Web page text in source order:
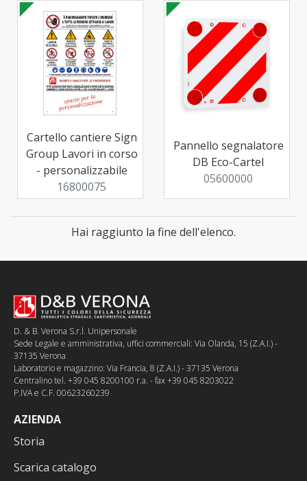
Cartello cantiere Sign
Group Lavori in corso
- personalizzabile
16800075
Pannello segnalatore
DB Eco-Cartel
05600000
Hai raggiunto la fine dell'elenco.
D. & B. Verona S.r.l. Unipersonale
Sede Legale e amministrativa, uffici commerciali: Via Olanda, 15 (Z.A.I.) -
37135 Verona
Laboratorio e magazzino: Via Francia, 8 (Z.A.I.) - 37135 Verona
Centralino tel. +39 045 8200100 r.a. - fax +39 045 8203022
P.IVA e C.F. 00623260239
AZIENDA
Storia
Scarica catalogo